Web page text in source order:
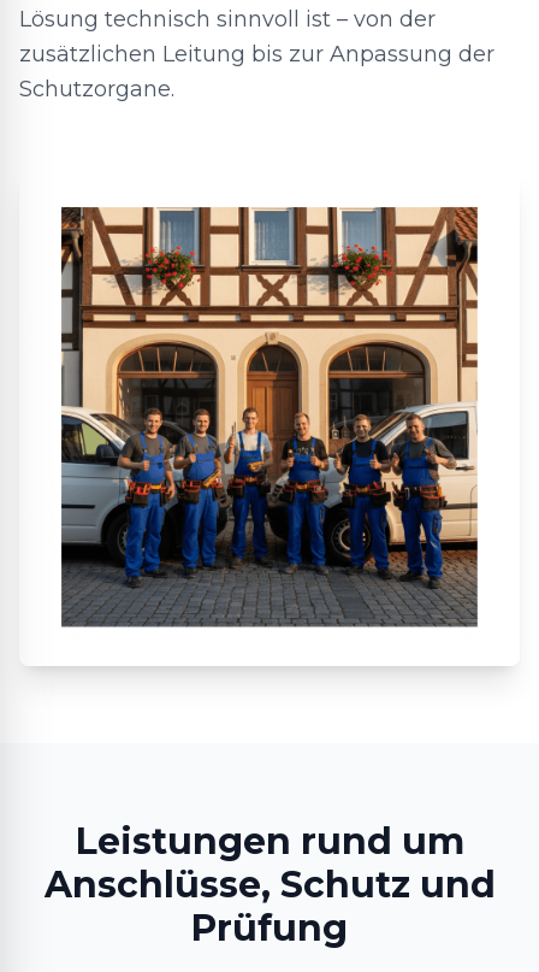
Lösung technisch sinnvoll ist – von der
zusätzlichen Leitung bis zur Anpassung der
Schutzorgane.
Leistungen rund um
Anschlüsse, Schutz und
Prüfung